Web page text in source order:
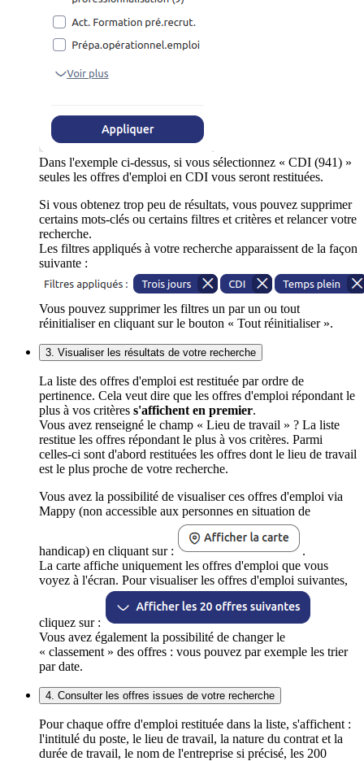
Dans l'exemple ci-dessus, si vous sélectionnez « CDI (941) »
seules les offres d'emploi en CDI vous seront restituées.
Si vous obtenez trop peu de résultats, vous pouvez supprimer
certains mots-clés ou certains filtres et critères et relancer votre
recherche.
Les filtres appliqués à votre recherche apparaissent de la façon
suivante :
Vous pouvez supprimer les filtres un par un ou tout
réinitialiser en cliquant sur le bouton « Tout réinitialiser ».
3. Visualiser les résultats de votre recherche
La liste des offres d'emploi est restituée par ordre de
pertinence. Cela veut dire que les offres d'emploi répondant le
plus à vos critères s'affichent en premier.
Vous avez renseigné le champ « Lieu de travail » ? La liste
restitue les offres répondant le plus à vos critères. Parmi
celles-ci sont d'abord restituées les offres dont le lieu de travail
est le plus proche de votre recherche.
Vous avez la possibilité de visualiser ces offres d'emploi via
Mappy (non accessible aux personnes en situation de
handicap) en cliquant sur :
.
La carte affiche uniquement les offres d'emploi que vous
voyez à l'écran. Pour visualiser les offres d'emploi suivantes,
cliquez sur :
Vous avez également la possibilité de changer le
« classement » des offres : vous pouvez par exemple les trier
par date.
4. Consulter les offres issues de votre recherche
Pour chaque offre d'emploi restituée dans la liste, s'affichent :
l'intitulé du poste, le lieu de travail, la nature du contrat et la
durée de travail, le nom de l'entreprise si précisé, les 200